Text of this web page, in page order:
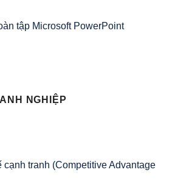
tập Microsoft PowerPoint
NGHIỆP
cạnh tranh (Competitive Advantage